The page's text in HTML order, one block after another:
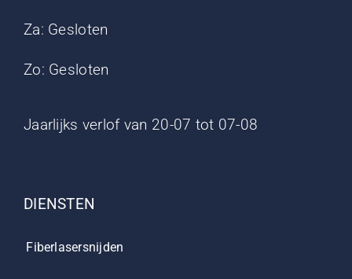
Za: Gesloten
Zo: Gesloten
Jaarlijks verlof van 20-07 tot 07-08
DIENSTEN
Fiberlasersnijden